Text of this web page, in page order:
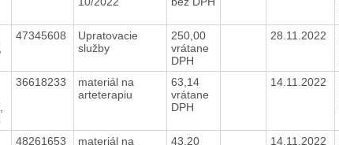
47345608
Upratovacie
služby
250,00
vrátane
DPH
28.11.2022
36618233
materiál na
arteterapiu
63,14
vrátane
DPH
14.11.2022
48261653
materiál na
43,20
14.11.2022